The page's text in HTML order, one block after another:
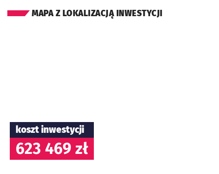
MAPA Z LOKALIZACJĄ INWESTYCJI
koszt inwestycji
623 469 zł